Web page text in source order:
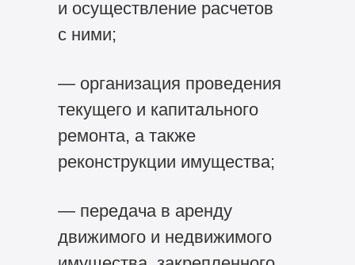
и осуществление расчетов
с ними;
— организация проведения
текущего и капитального
ремонта, а также
реконструкции имущества;
— передача в аренду
движимого и недвижимого